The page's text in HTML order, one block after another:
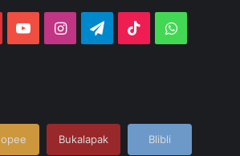
YouTubeInstagramTelegram
TikTok
Bukalapak Blibli